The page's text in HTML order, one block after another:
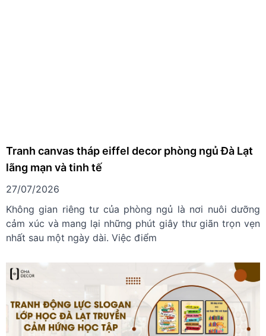
Tranh canvas tháp eiffel decor phòng ngủ Đà Lạt
lãng mạn và tinh tế
27/07/2026
Không gian riêng tư của phòng ngủ là nơi nuôi dưỡng
cảm xúc và mang lại những phút giây thư giãn trọn vẹn
nhất sau một ngày dài. Việc điểm